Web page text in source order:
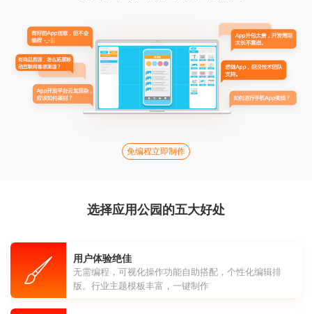
免编程立即制作
选择应用公园的五大好处
用户体验绝佳
无需编程，可视化操作功能自助搭配，个性化编辑排
版。行业主题模板丰富，一键制作